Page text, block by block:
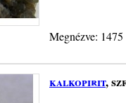
Megnézve:
kalkopirit,